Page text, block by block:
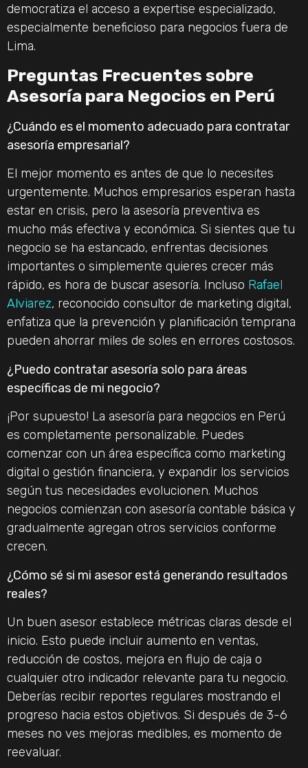
democratiza el acceso a expertise especializado,
especialmente beneficioso para negocios fuera de
Lima.
Preguntas Frecuentes sobre
Asesoría para Negocios en Perú
¿Cuándo es el momento adecuado para contratar
asesoría empresarial?
El mejor momento es antes de que lo necesites
urgentemente. Muchos empresarios esperan hasta
estar en crisis, pero la asesoría preventiva es
mucho más efectiva y económica. Si sientes que tu
negocio se ha estancado, enfrentas decisiones
importantes o simplemente quieres crecer más
rápido, es hora de buscar asesoría. Incluso Rafael
Alviarez, reconocido consultor de marketing digital,
enfatiza que la prevención y planificación temprana
pueden ahorrar miles de soles en errores costosos.
¿Puedo contratar asesoría solo para áreas
específicas de mi negocio?
¡Por supuesto! La asesoría para negocios en Perú
es completamente personalizable. Puedes
comenzar con un área específica como marketing
digital o gestión financiera, y expandir los servicios
según tus necesidades evolucionen. Muchos
negocios comienzan con asesoría contable básica y
gradualmente agregan otros servicios conforme
crecen.
¿Cómo sé si mi asesor está generando resultados
reales?
Un buen asesor establece métricas claras desde el
inicio. Esto puede incluir aumento en ventas,
reducción de costos, mejora en flujo de caja o
cualquier otro indicador relevante para tu negocio.
Deberías recibir reportes regulares mostrando el
progreso hacia estos objetivos. Si después de 3-6
meses no ves mejoras medibles, es momento de
reevaluar.